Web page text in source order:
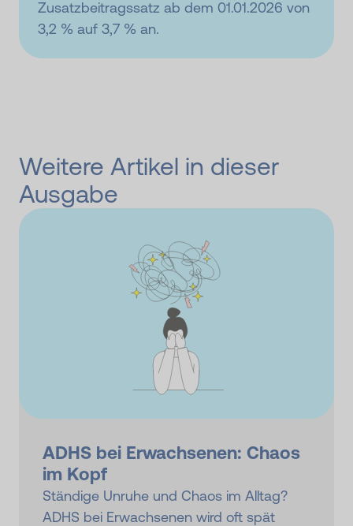
Zusatzbeitragssatz ab dem 01.01.2026 von
3,2 % auf 3,7 % an.
Weitere Artikel in dieser
Ausgabe
ADHS bei Erwachsenen: Chaos
im Kopf
Ständige Unruhe und Chaos im Alltag?
ADHS bei Erwachsenen wird oft spät